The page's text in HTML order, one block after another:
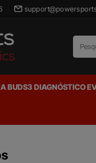
BUDS3 DIAGNÓSTICO